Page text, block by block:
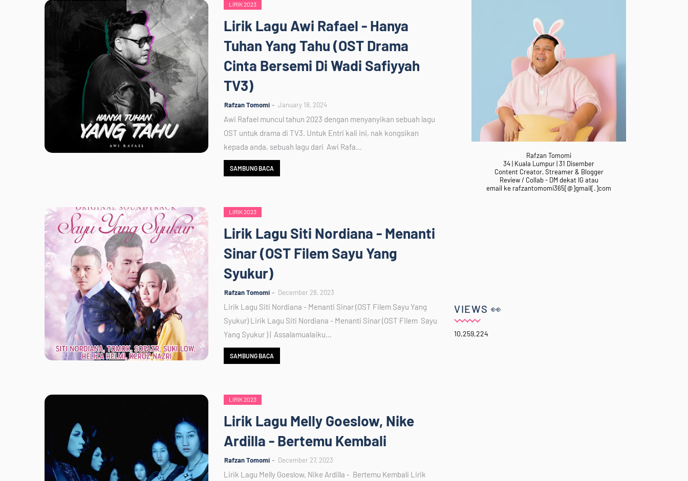
LIRIK 2023
Lirik Lagu Awi Rafael - Hanya
Tuhan Yang Tahu (OST Drama
Cinta Bersemi Di Wadi Safiyyah
TV3)
Rafzan Tomomi January 18, 2024
Awi Rafael muncul tahun 2023 dengan menyanyikan sebuah lagu
OST untuk drama di TV3. Untuk Entri kali ini, nak kongsikan
kepada anda, sebuah lagu dari Awi Rafa…
SAMBUNG BACA
LIRIK 2023
Lirik Lagu Siti Nordiana - Menanti
Sinar (OST Filem Sayu Yang
Syukur)
Rafzan Tomomi December 28, 2023
Lirik Lagu Siti Nordiana - Menanti Sinar (OST Filem Sayu Yang
Syukur) Lirik Lagu Siti Nordiana - Menanti Sinar (OST Filem Sayu
Yang Syukur ) | Assalamualaiku…
SAMBUNG BACA
LIRIK 2023
Lirik Lagu Melly Goeslow, Nike
Ardilla - Bertemu Kembali
Rafzan Tomomi December 27, 2023
Lirik Lagu Melly Goeslow, Nike Ardilla - Bertemu Kembali Lirik
Rafzan Tomomi
34 | Kuala Lumpur | 31 Disember
Content Creator, Streamer & Blogger
Review / Collab - DM dekat IG atau
email ke rafzantomomi365[@]gmail[.]com
VIEWS 👀
10,259,224